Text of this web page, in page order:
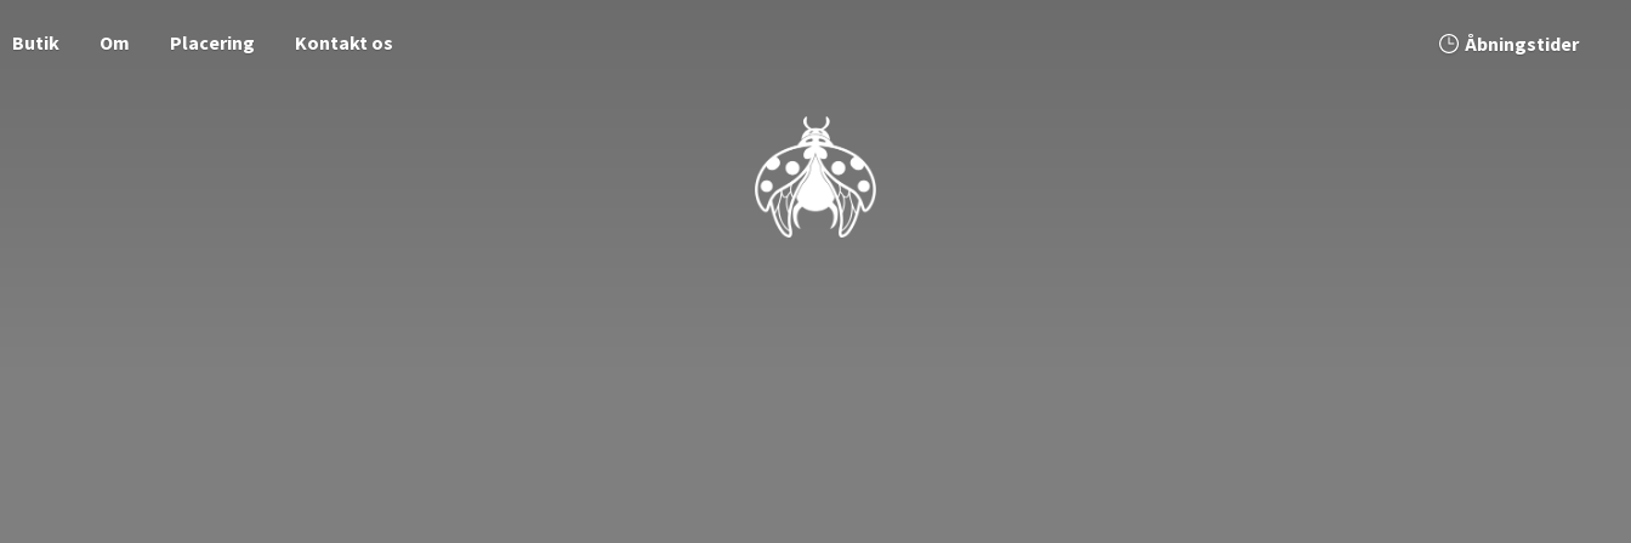
Butik Om Placering Kontakt os Åbningstider